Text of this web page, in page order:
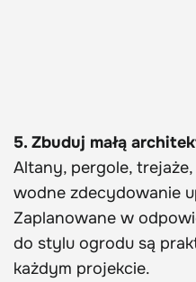
5. Zbuduj małą
Altany, pergole,
wodne zdecydowanie
Zaplanowane w
do stylu ogrodu są
każdym projekcie.